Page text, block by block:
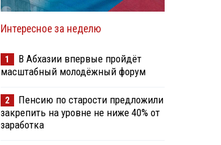
Интересное за неделю
1
В Абхазии впервые пройдёт
масштабный молодёжный форум
2
Пенсию по старости предложили
закрепить на уровне не ниже 40% от
заработка